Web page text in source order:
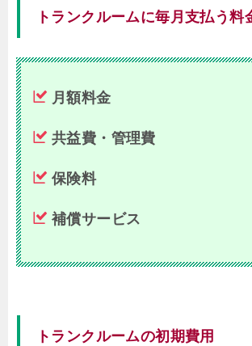
トランクルームに毎月支払う料
月額料金
共益費・管理費
保険料
補償サービス
トランクルームの初期費用